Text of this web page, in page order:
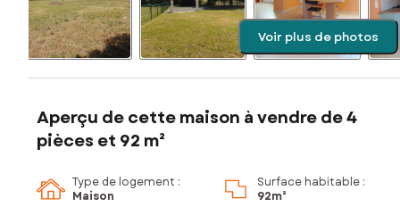
Voir plus de photos
Aperçu de cette maison à vendre de 4
pièces et 92 m²
Type de logement :
Maison
Surface habitable :
92m²